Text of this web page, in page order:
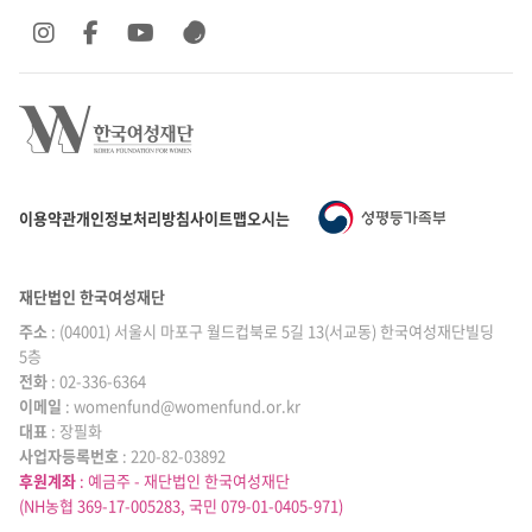
이용약관개인정보처리방침사이트맵오시는 길
SNS 바로가기
SNS 바로가기SNS 바로가기
SNS 바로가기
재단법인 한국여성재단
주소 : (04001) 서울시 마포구 월드컵북로 5길 13(서교동) 한국여성재단빌딩
5층
전화 : 02-336-6364
|
이메일 : womenfund@womenfund.or.kr
|
대표 : 장필화
|
사업자등록번호 : 220-82-03892
후원계좌 : 예금주 - 재단법인 한국여성재단
(NH농협 369-17-005283, 국민 079-01-0405-971)